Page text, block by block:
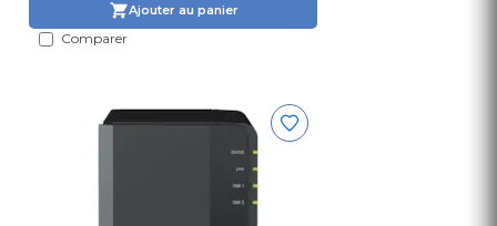
Ajouter au panier
Comparer